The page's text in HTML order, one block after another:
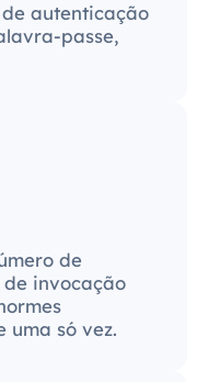
autenticação
passe,
de
invocação
uma só vez.